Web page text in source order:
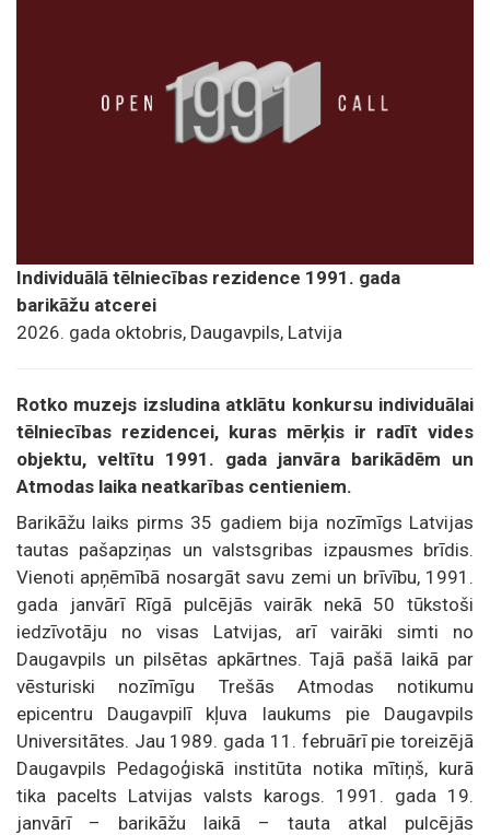
Individuālā tēlniecības rezidence 1991. gada
barikāžu atcerei
2026. gada oktobris, Daugavpils, Latvija
Rotko muzejs izsludina atklātu konkursu individuālai
tēlniecības rezidencei, kuras mērķis ir radīt vides
objektu, veltītu 1991. gada janvāra barikādēm un
Atmodas laika neatkarības centieniem.
Barikāžu laiks pirms 35 gadiem bija nozīmīgs Latvijas
tautas pašapziņas un valstsgribas izpausmes brīdis.
Vienoti apņēmībā nosargāt savu zemi un brīvību, 1991.
gada janvārī Rīgā pulcējās vairāk nekā 50 tūkstoši
iedzīvotāju no visas Latvijas, arī vairāki simti no
Daugavpils un pilsētas apkārtnes. Tajā pašā laikā par
vēsturiski nozīmīgu Trešās Atmodas notikumu
epicentru Daugavpilī kļuva laukums pie Daugavpils
Universitātes. Jau 1989. gada 11. februārī pie toreizējā
Daugavpils Pedagoģiskā institūta notika mītiņš, kurā
tika pacelts Latvijas valsts karogs. 1991. gada 19.
janvārī – barikāžu laikā – tauta atkal pulcējās